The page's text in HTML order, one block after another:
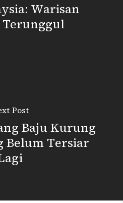
Warisan
Terunggul
Post
Baju Kurung
Belum Tersiar